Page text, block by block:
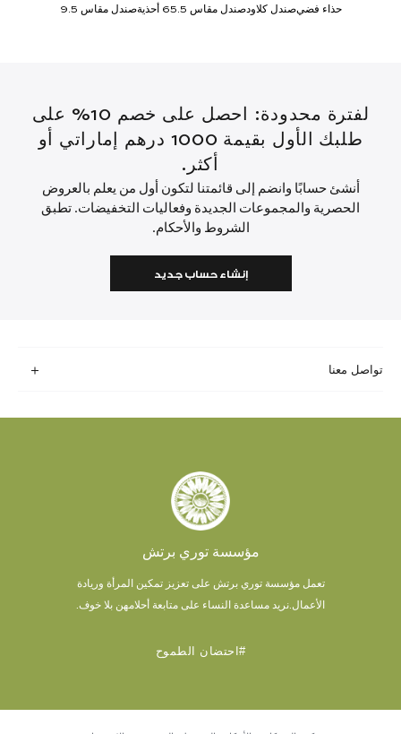
حذاء فضيصندل كلاودصندل مقاس 5.5 6 أحذية صندل مقاس 9.5
لفترة محدودة: احصل على خصم 10% على
طلبك الأول بقيمة 1000 درهم إماراتي أو
أكثر.
أنشئ حسابًا وانضم إلى قائمتنا لتكون أول من يعلم بالعروض
الحصرية والمجموعات الجديدة وفعاليات التخفيضات. تطبق
الشروط والأحكام.
إنشاء حساب جديد
تواصل معنا
مؤسسة توري برتش
تعمل مؤسسة توري برتش على تعزيز تمكين المرأة وريادة
الأعمال. نريد مساعدة النساء على متابعة أحلامهن بلا خوف.
#احتضان الطموح